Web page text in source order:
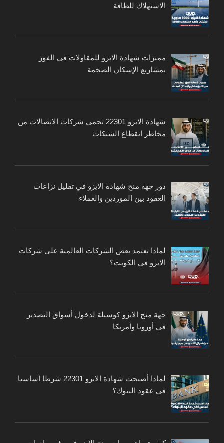
الاستهلاك للطاقة
مميزات شهادة الايزو للمقاولات في الفوز
بمشاريع الإسكان الضخمة
شهادة الايزو 22301 تحمي شركات الاتصالات من
مخاطر انقطاع الشبكات
دور جهة منح شهادة الايزو في تقليل نزاعات
العقود بين الموردين والعملاء
لماذا تعتمد بعض الشركات العالمية على شركات
الايزو في الكويت؟
جهة منح الايزو كوسيلة لدخول أسواق التصدير
في أوروبا وأمريكا
لماذا أصبحت شهادة الايزو 22301 شرطا أساسيا
في عقود البنوك؟